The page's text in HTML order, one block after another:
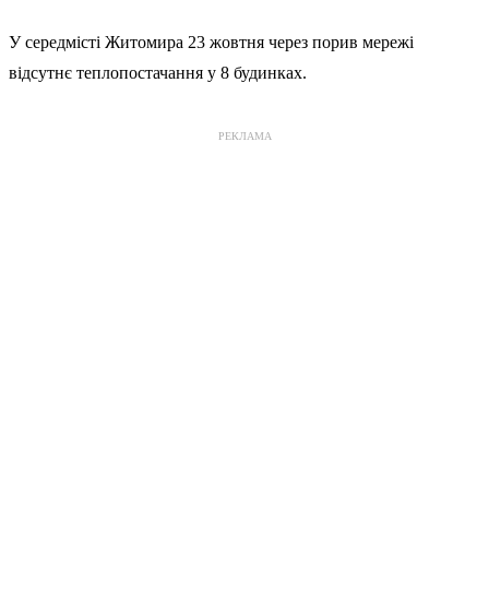
У середмісті Житомира 23 жовтня через порив мережі
відсутнє теплопостачання у 8 будинках.
РЕКЛАМА